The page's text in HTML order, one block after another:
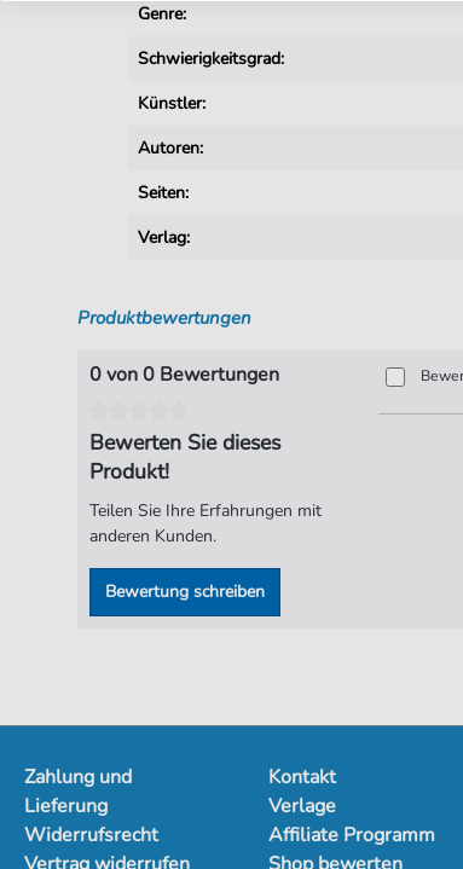
Genre:
Schwierigkeitsgrad:
Künstler:
Autoren:
Seiten:
Verlag:
Produktbewertungen
0 von 0 Bewertungen
Bewerten Sie dieses
Produkt!
Teilen Sie Ihre Erfahrungen mit
anderen Kunden.
Bewertung schreiben
Zahlung und
Lieferung
Widerrufsrecht
Kontakt
Verlage
Affiliate Programm